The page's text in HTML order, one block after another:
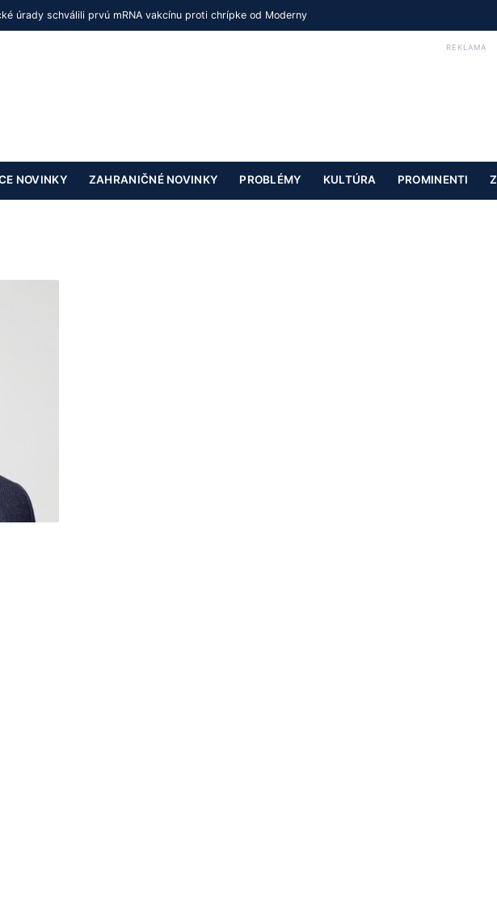
úrady schválili prvú mRNA vakcínu proti chrípke od Moderny
REKLAMA
NOVINKY ZAHRANIČNÉ NOVINKY PROBLÉMY KULTÚRA PROMINENTI